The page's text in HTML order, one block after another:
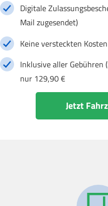
Digitale
Mail zugesendet)
Keine versteckten Kosten
Inklusive aller Gebühren
nur 129,90 €
Jetzt